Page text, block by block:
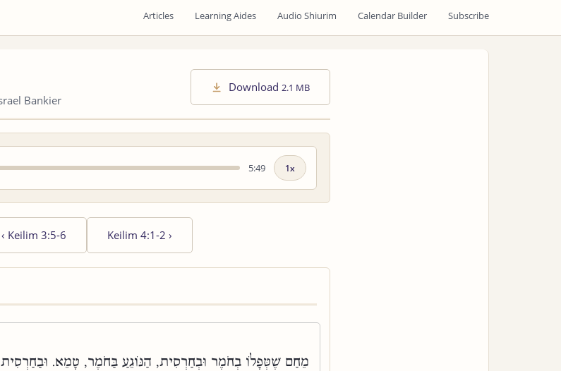
Articles Learning Aides Audio Shiurim Calendar Builder Subscribe
Bankier
Download 2.1 MB
5:49
Playback
‹ Keilim 3:5-6 Keilim 4:1-2 ›
מֵחַם שֶׁטְּפָלוֹ בְחֹמֶר וּבְחַרְסִית, הַנּוֹגֵעַ בַּחֹמֶר, טָמֵא.